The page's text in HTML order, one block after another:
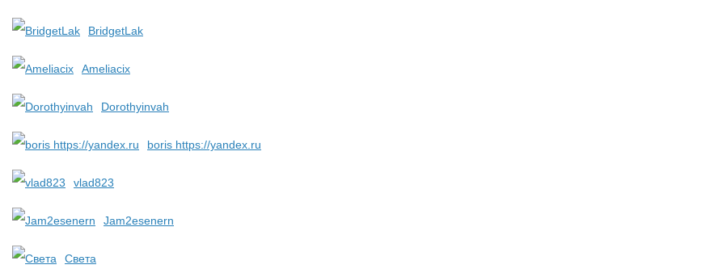
BridgetLak
Ameliacix
Dorothyinvah
boris https://yandex.ru
vlad823
Jam2esenern
Света